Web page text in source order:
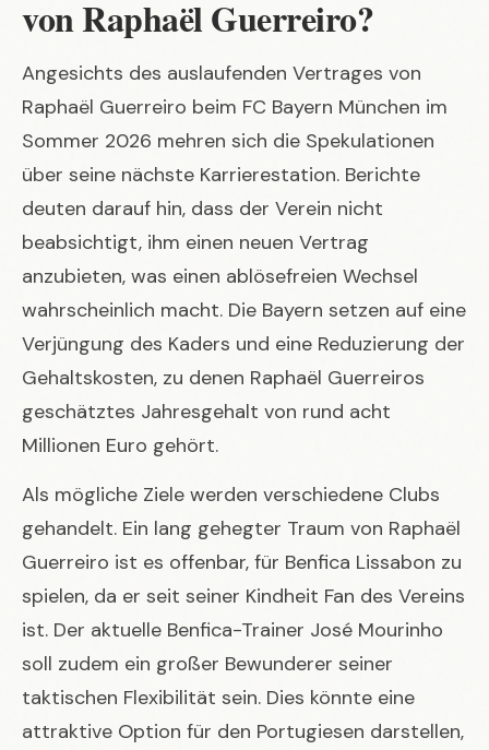
von Raphaël Guerreiro?
Angesichts des auslaufenden Vertrages von
Raphaël Guerreiro beim FC Bayern München im
Sommer 2026 mehren sich die Spekulationen
über seine nächste Karrierestation. Berichte
deuten darauf hin, dass der Verein nicht
beabsichtigt, ihm einen neuen Vertrag
anzubieten, was einen ablösefreien Wechsel
wahrscheinlich macht. Die Bayern setzen auf eine
Verjüngung des Kaders und eine Reduzierung der
Gehaltskosten, zu denen Raphaël Guerreiros
geschätztes Jahresgehalt von rund acht
Millionen Euro gehört.
Als mögliche Ziele werden verschiedene Clubs
gehandelt. Ein lang gehegter Traum von Raphaël
Guerreiro ist es offenbar, für Benfica Lissabon zu
spielen, da er seit seiner Kindheit Fan des Vereins
ist. Der aktuelle Benfica-Trainer José Mourinho
soll zudem ein großer Bewunderer seiner
taktischen Flexibilität sein. Dies könnte eine
attraktive Option für den Portugiesen darstellen,